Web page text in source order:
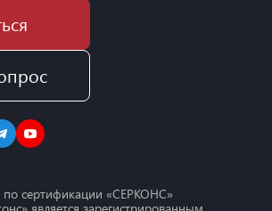
по сертификации «СЕРКОНС»